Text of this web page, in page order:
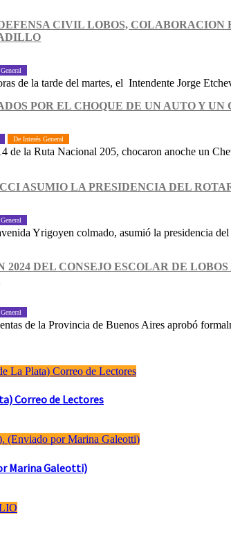
CIVIL LOBOS, COLABORACION
de la tarde del martes, el Intendente Jorge
POR EL CHOQUE DE UN AUTO Y
De Interés General
de la Ruta Nacional 205, chocaron anoche un
ASUMIO LA PRESIDENCIA DEL
Yrigoyen colmado, asumió la presidencia
2024 DEL CONSEJO ESCOLAR DE
de la Provincia de Buenos Aires aprobó
Correo de Lectores
Marina Galeotti)